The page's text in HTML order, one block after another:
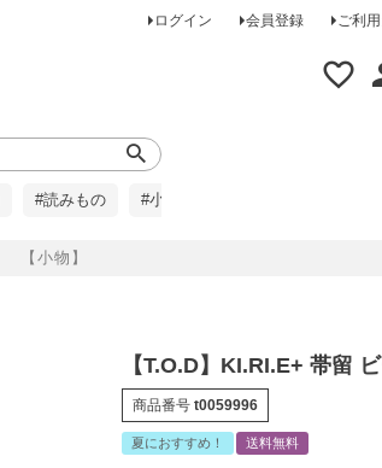
ログイン 会員登録 ご利
【小物】
#読みもの #小柄な方に
【T.O.D】KI.RI.E+ 帯留
商品番号 t0059996
夏におすすめ！ 送料無料